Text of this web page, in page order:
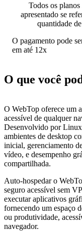
Todos os
apresentado se
quantidade
O pagamento pode
em até 12x
O que você
O WebTop oferece um
acessível de qualquer
Desenvolvido por
ambientes de desktop
inicial, gerenciamento
vídeo, e desempenho
compartilhada.
Auto-hospedar o
seguro acessível sem
executar aplicativos
fornecendo um espaço
ou produtividade,
navegador.